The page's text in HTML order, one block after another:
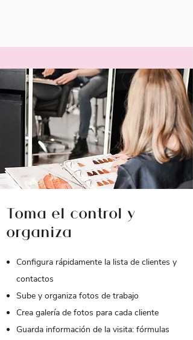
Toma el control y
organiza
Configura rápidamente la lista de clientes y
contactos
Sube y organiza fotos de trabajo
Crea galería de fotos para cada cliente
Guarda información de la visita: fórmulas